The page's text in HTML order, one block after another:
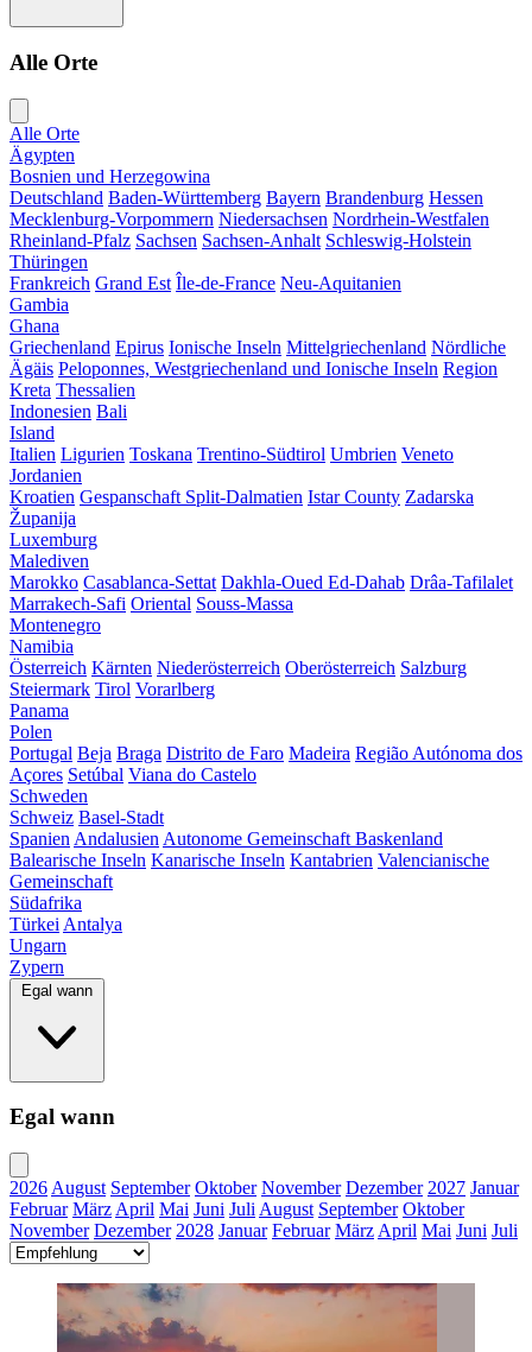
Alle Orte
Alle Orte
Ägypten
Bosnien und Herzegowina
Deutschland Baden-Württemberg Bayern Brandenburg Hessen
Mecklenburg-Vorpommern Niedersachsen Nordrhein-Westfalen
Rheinland-Pfalz Sachsen Sachsen-Anhalt Schleswig-Holstein
Thüringen
Frankreich Grand Est Île-de-France Neu-Aquitanien
Gambia
Ghana
Griechenland Epirus Ionische Inseln Mittelgriechenland Nördliche
Ägäis Peloponnes, Westgriechenland und Ionische Inseln Region
Kreta Thessalien
Indonesien Bali
Island
Italien Ligurien Toskana Trentino-Südtirol Umbrien Veneto
Jordanien
Kroatien Gespanschaft Split-Dalmatien Istar County Zadarska
Županija
Luxemburg
Malediven
Marokko Casablanca-Settat Dakhla-Oued Ed-Dahab Drâa-Tafilalet
Marrakech-Safi Oriental Souss-Massa
Montenegro
Namibia
Österreich Kärnten Niederösterreich Oberösterreich Salzburg
Steiermark Tirol Vorarlberg
Panama
Polen
Portugal Beja Braga Distrito de Faro Madeira Região Autónoma dos
Açores Setúbal Viana do Castelo
Schweden
Schweiz Basel-Stadt
Spanien Andalusien Autonome Gemeinschaft Baskenland
Balearische Inseln Kanarische Inseln Kantabrien Valencianische
Gemeinschaft
Südafrika
Türkei Antalya
Ungarn
Zypern
Egal wann
Egal wann
2026 August September Oktober November Dezember 2027 Januar
Februar März April Mai Juni Juli August September Oktober
November Dezember 2028 Januar Februar März April Mai Juni Juli